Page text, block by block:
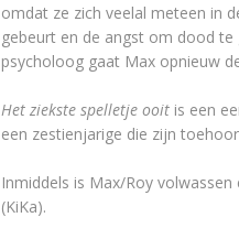
omdat ze zich veelal meteen in
gebeurt en de angst om dood
psycholoog gaat Max opnieuw
Het ziekste spelletje ooit is een
een zestienjarige die zijn
Inmiddels is Max/Roy
(KiKa).